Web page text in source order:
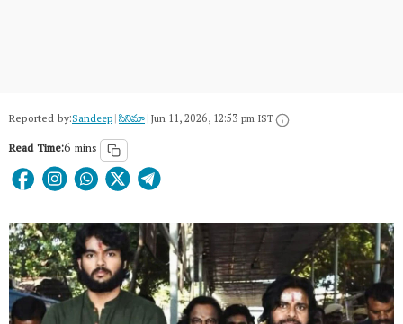
Reported by:Sandeep|సినిమా|Jun 11, 2026, 12:53 pm IST
Read Time:6 mins